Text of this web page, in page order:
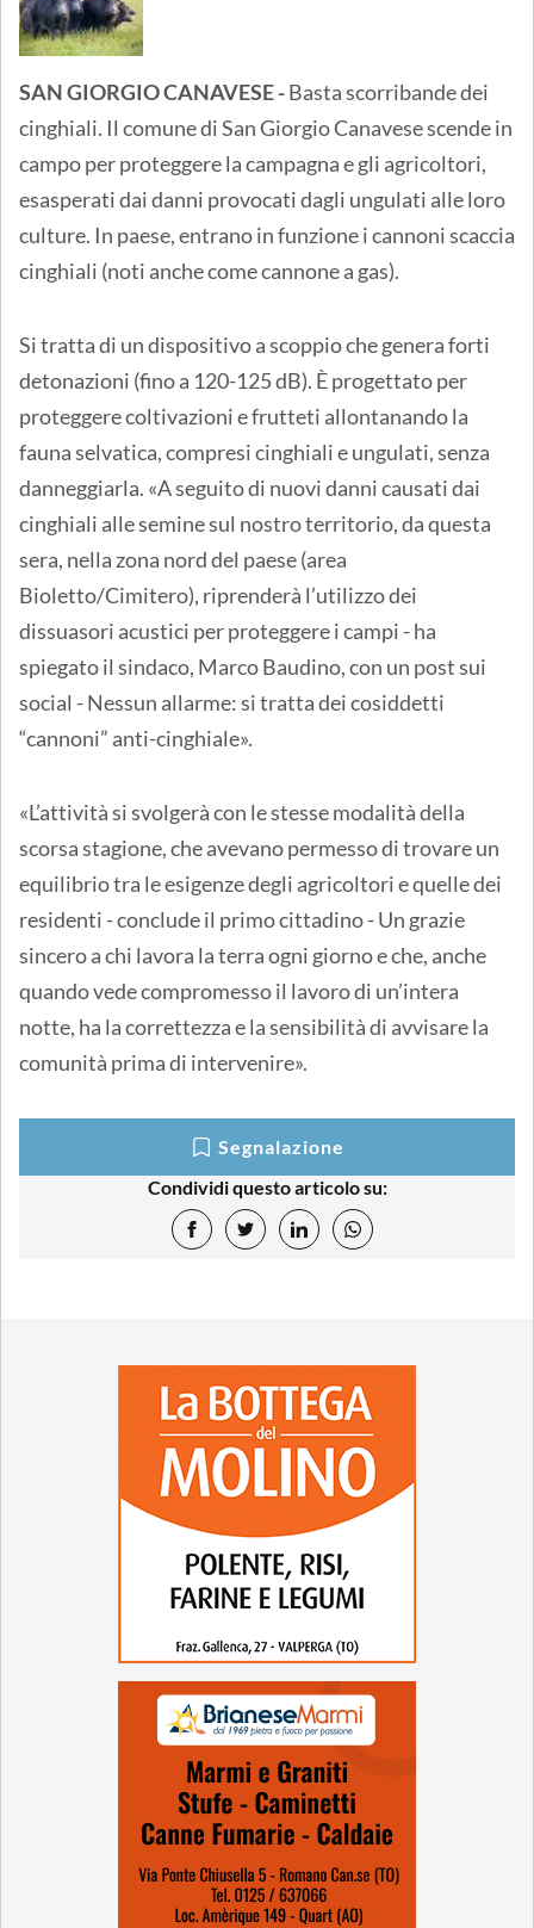
SAN GIORGIO CANAVESE -Basta scorribande dei
cinghiali. Il comune di San Giorgio Canavese scende in
campo per proteggere la campagna e gli agricoltori,
esasperati dai danni provocati dagli ungulati alle loro
culture. In paese, entrano in funzione i cannoni scaccia
cinghiali (noti anche come cannone a gas).
Si tratta di un dispositivo a scoppio che genera forti
detonazioni (fino a 120-125 dB). È progettato per
proteggere coltivazioni e frutteti allontanando la
fauna selvatica, compresi cinghiali e ungulati, senza
danneggiarla. «A seguito di nuovi danni causati dai
cinghiali alle semine sul nostro territorio, da questa
sera, nella zona nord del paese (area
Bioletto/Cimitero), riprenderà l’utilizzo dei
dissuasori acustici per proteggere i campi - ha
spiegato il sindaco, Marco Baudino, con un post sui
social - Nessun allarme: si tratta dei cosiddetti
“cannoni” anti-cinghiale».
«L’attività si svolgerà con le stesse modalità della
scorsa stagione, che avevano permesso di trovare un
equilibrio tra le esigenze degli agricoltori e quelle dei
residenti - conclude il primo cittadino - Un grazie
sincero a chi lavora la terra ogni giorno e che, anche
quando vede compromesso il lavoro di un’intera
notte, ha la correttezza e la sensibilità di avvisare la
comunità prima di intervenire».
Segnalazione
Condividi questo articolo su: